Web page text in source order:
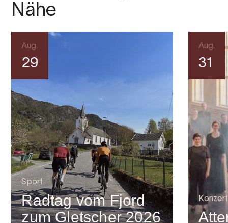
Nähe
Aug.
29
Sport
Radtag vom Fjord
zum Gletscher 2026
Aug.
31
Konzert